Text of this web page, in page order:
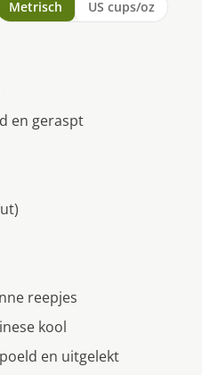
Metrisch US cups/oz
en geraspt
reepjes
kool
en uitgelekt